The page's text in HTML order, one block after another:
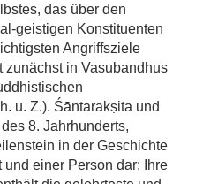
das über den
geistigen Konstituenten
Angriffsziele
zunächst in Vasubandhus
u. Z.). Śāntarakṣita und
8. Jahrhunderts,
in der Geschichte
einer Person dar: Ihre